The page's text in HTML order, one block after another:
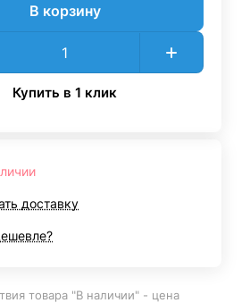
В корзину
Купить в 1 клик
доставку
товара "В наличии" - цена